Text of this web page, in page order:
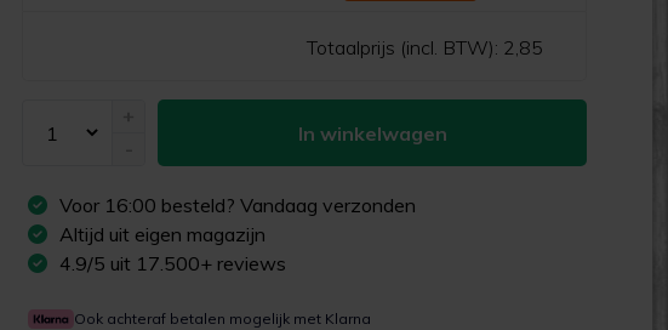
Totaalprijs (incl. BTW): 2,85
In winkelwagen
Voor 16:00 besteld? Vandaag verzonden
Altijd uit eigen magazijn
4.9/5 uit 17.500+ reviews
Ook achteraf betalen mogelijk met Klarna